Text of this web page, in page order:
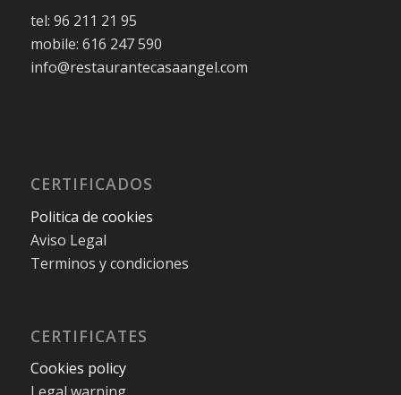
tel: 96 211 21 95
mobile: 616 247 590
info@restaurantecasaangel.com
CERTIFICADOS
Politica de cookies
Aviso Legal
Terminos y condiciones
CERTIFICATES
Cookies policy